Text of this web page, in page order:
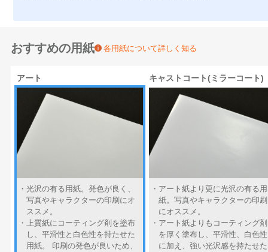
おすすめの用紙 各用紙について詳しく知る
アート
光沢の有る用紙。発色が良く、
写真やキャラクターの印刷にオ
ススメ。
上質紙にコーティング剤を塗布
し、平滑性と白色性を持たせた
用紙。 印刷の発色が良いため、
キャストコート(ミラーコート)
アート紙より更に光沢の有る用
紙。写真やキャラクターの印刷
にオススメ。
アート紙よりもコーティング剤
を厚く塗布し、平滑性、白色性
に加え、強い光沢感を持たせた